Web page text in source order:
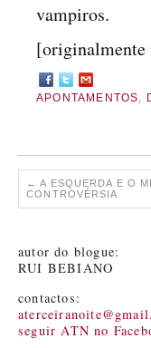
vampiros.
[originalmente
APONTAMENTOS,
← A ESQUERDA E O
CONTROVÉRSIA
autor do blogue:
RUI BEBIANO
contactos:
seguir ATN no